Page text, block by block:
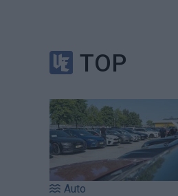
TOP
Auto